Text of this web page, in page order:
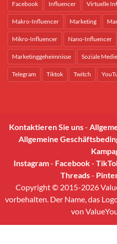
Facebook Influencer Virtuelle
Makro-Influencer Marketing
Mikro-Influencer Nano-Influencer
Marketinggeheimnisse Soziale
Telegram Tiktok Twitch
Kontaktieren Sie uns-
Allgemeine
Instagram- Facebook-
Threads-
Copyright © 2015-2026
vorbehalten. Der Name, das
von